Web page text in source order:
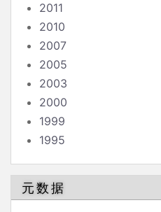
2011
2010
2007
2005
2003
2000
1999
1995
元数据